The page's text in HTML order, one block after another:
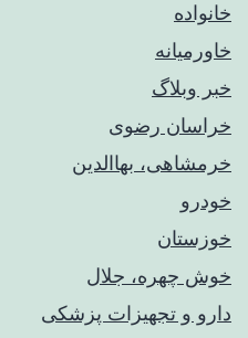
خانواده
خاورمیانه
خبر وبلاگ
خراسان رضوی
خرمشاهی، بهاالدین
خودرو
خوزستان
خوش چهره، جلال
دارو و تجهیزات پزشکی